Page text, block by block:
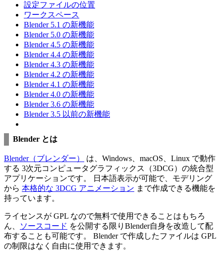
設定ファイルの位置
ワークスペース
Blender 5.1 の新機能
Blender 5.0 の新機能
Blender 4.5 の新機能
Blender 4.4 の新機能
Blender 4.3 の新機能
Blender 4.2 の新機能
Blender 4.1 の新機能
Blender 4.0 の新機能
Blender 3.6 の新機能
Blender 3.5 以前の新機能
Blender とは
Blender（ブレンダー）
は、Windows、macOS、Linux で動作
する 3次元コンピュータグラフィックス（3DCG）の統合型
アプリケーションです。 日本語表示が可能で、モデリング
から 本格的な 3DCG アニメーション まで作成できる機能を
持っています。
ライセンスが GPL なので無料で使用できることはもちろ
ん、
ソースコード を公開する限りBlender自身を改造して配
布することも可能です。 Blender で作成したファイルは GPL
の制限はなく自由に使用できます。